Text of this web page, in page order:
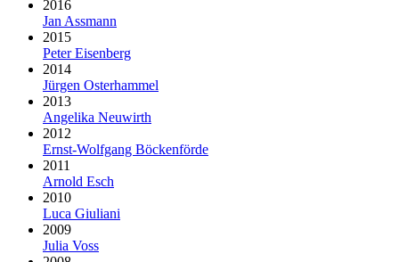
2016
Jan Assmann
2015
Peter Eisenberg
2014
Jürgen Osterhammel
2013
Angelika Neuwirth
2012
Ernst-Wolfgang Böckenförde
2011
Arnold Esch
2010
Luca Giuliani
2009
Julia Voss